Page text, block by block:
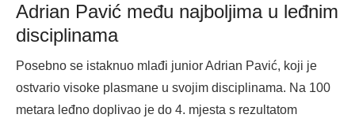
Adrian Pavić među najboljima u leđnim
disciplinama
Posebno se istaknuo mlađi junior Adrian Pavić, koji je
ostvario visoke plasmane u svojim disciplinama. Na 100
metara leđno doplivao je do 4. mjesta s rezultatom